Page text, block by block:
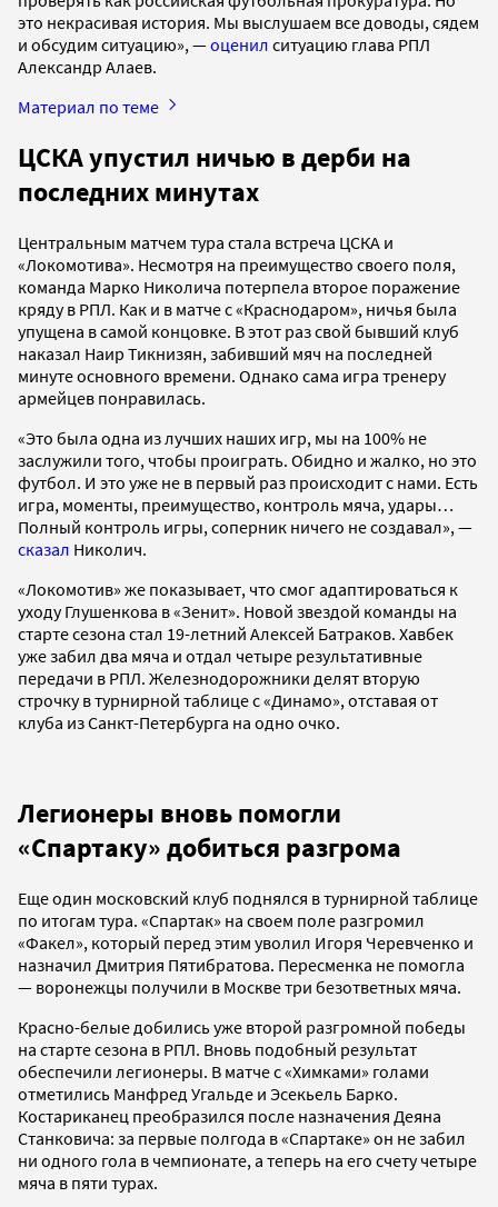
это некрасивая история. Мы выслушаем все доводы, сядем
и обсудим ситуацию», —оценил ситуацию глава РПЛ
Александр Алаев.
Материал по теме
ЦСКА упустил ничью в дерби на
последних минутах
Центральным матчем тура стала встреча ЦСКА и
«Локомотива». Несмотря на преимущество своего поля,
команда Марко Николича потерпела второе поражение
кряду в РПЛ. Как и в матче с «Краснодаром», ничья была
упущена в самой концовке. В этот раз свой бывший клуб
наказал Наир Тикнизян, забивший мяч на последней
минуте основного времени. Однако сама игра тренеру
армейцев понравилась.
«Это была одна из лучших наших игр, мы на 100% не
заслужили того, чтобы проиграть. Обидно и жалко, но это
футбол. И это уже не в первый раз происходит с нами. Есть
игра, моменты, преимущество, контроль мяча, удары…
Полный контроль игры, соперник ничего не создавал», —
сказал Николич.
«Локомотив» же показывает, что смог адаптироваться к
уходу Глушенкова в «Зенит». Новой звездой команды на
старте сезона стал 19-летний Алексей Батраков. Хавбек
уже забил два мяча и отдал четыре результативные
передачи в РПЛ. Железнодорожники делят вторую
строчку в турнирной таблице с «Динамо», отставая от
клуба из Санкт-Петербурга на одно очко.
Легионеры вновь помогли
«Спартаку» добиться разгрома
Еще один московский клуб поднялся в турнирной таблице
по итогам тура. «Спартак» на своем поле разгромил
«Факел», который перед этим уволил Игоря Черевченко и
назначил Дмитрия Пятибратова. Пересменка не помогла
— воронежцы получили в Москве три безответных мяча.
Красно-белые добились уже второй разгромной победы
на старте сезона в РПЛ. Вновь подобный результат
обеспечили легионеры. В матче с «Химками» голами
отметились Манфред Угальде и Эсекьель Барко.
Костариканец преобразился после назначения Деяна
Станковича: за первые полгода в «Спартаке» он не забил
ни одного гола в чемпионате, а теперь на его счету четыре
мяча в пяти турах.